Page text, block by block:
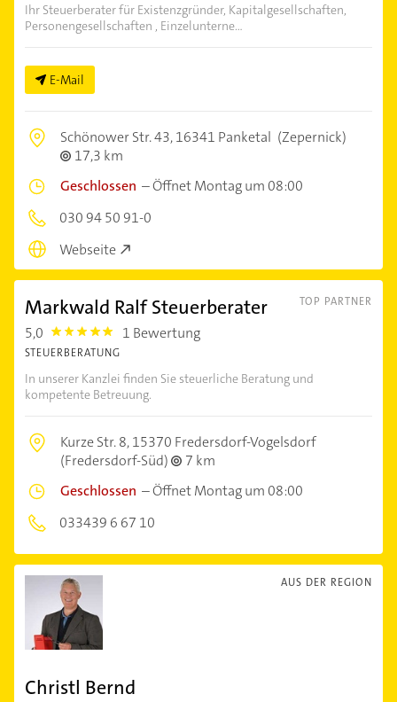
Ihr Steuerberater für Existenzgründer, Kapitalgesellschaften,
Personengesellschaften , Einzelunterne...
E-Mail
Schönower Str. 43,16341 Panketal (Zepernick)
17,3 km
Geschlossen –Öffnet Montag um 08:00
030 94 50 91-0
Webseite
TOP PARTNER
Markwald Ralf Steuerberater
5,0 5.0 1 Bewertung
STEUERBERATUNG
In unserer Kanzlei finden Sie steuerliche Beratung und
kompetente Betreuung.
Kurze Str. 8,15370 Fredersdorf-Vogelsdorf
(Fredersdorf-Süd)
7 km
Geschlossen –Öffnet Montag um 08:00
033439 6 67 10
AUS DER REGION
Christl Bernd